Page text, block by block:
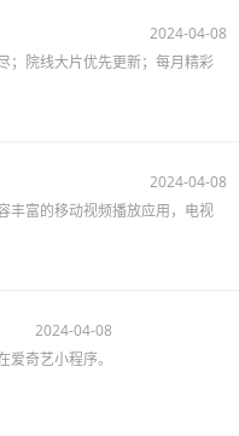
2024-04-08
；院线大片优先更新；每月精彩
2024-04-08
丰富的移动视频播放应用，电视
2024-04-08
奇艺小程序。